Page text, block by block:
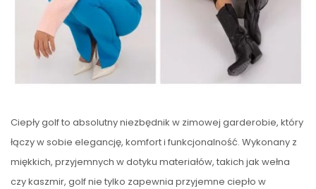
Ciepły golf to absolutny niezbędnik w zimowej garderobie, który
łączy w sobie elegancję, komfort i funkcjonalność. Wykonany z
miękkich, przyjemnych w dotyku materiałów, takich jak wełna
czy kaszmir, golf nie tylko zapewnia przyjemne ciepło w